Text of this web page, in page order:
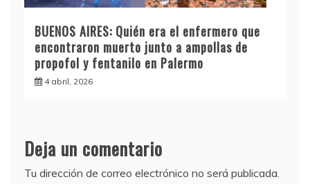
BUENOS AIRES: Quién era el enfermero que
encontraron muerto junto a ampollas de
propofol y fentanilo en Palermo
4 abril, 2026
Deja un comentario
Tu dirección de correo electrónico no será publicada.